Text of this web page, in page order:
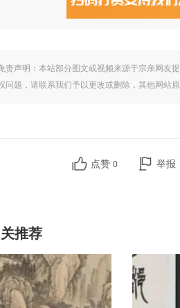
责声明：本站部分图文或视频来源于宗亲网友
问题，请联系我们予以更改或删除，其他网站
点赞 0 举报
推荐